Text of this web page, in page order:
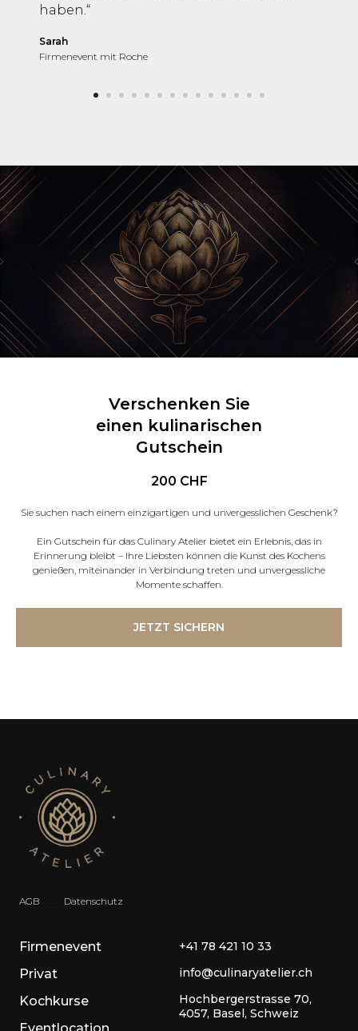
haben.“
Sarah
Firmenevent mit Roche
Verschenken Sie
einen kulinarischen
Gutschein
200 CHF
Sie suchen nach einem einzigartigen und unvergesslichen Geschenk?
Ein Gutschein für das Culinary Atelier bietet ein Erlebnis, das in
Erinnerung bleibt – Ihre Liebsten können die Kunst des Kochens
genießen, miteinander in Verbindung treten und unvergessliche
Momente schaffen.
JETZT SICHERN
AGB Datenschutz
Firmenevent
Privat
Kochkurse
+41 78 421 10 33
info@culinaryatelier.ch
Hochbergerstrasse 70,
4057, Basel, Schweiz